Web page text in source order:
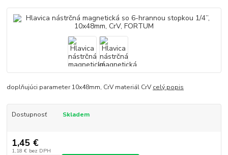
doplňujúci parameter 10x48mm, CrV materiál CrVcelý popis
Dostupnosť Skladem
1,45 €
1,18 € bez DPH